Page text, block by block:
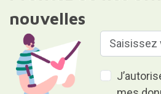
nouvelles